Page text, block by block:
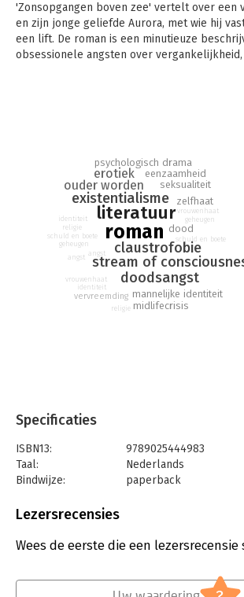
'Zonsopgangen boven zee' vertelt over een
en zijn jonge geliefde Aurora, met wie hij
een lift. De roman is een minutieuze
obsessionele angsten over
roman
literatuur
claustrofobie
existentialisme
stream of
doodsangst
ouder worden
erotiek
psychologisch drama
dood
eenzaamheid
mannelijke identiteit
seksualiteit
midlifecrisis
zelfhaat
vervreemding
vrouwenhaat
geheugen
schuld en boete
angst
religie
identiteit
vrouwenhaat
geheugen
schuld en boete
angst
religie
identiteit
Specificaties
ISBN13:
9789025444983
Taal:
Nederlands
Bindwijze:
paperback
Druk:
Lezersrecensies
Wees de eerste die een lezersrecensie